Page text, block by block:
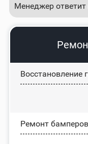
Менеджер
Восстановление
Ремонт бамперов